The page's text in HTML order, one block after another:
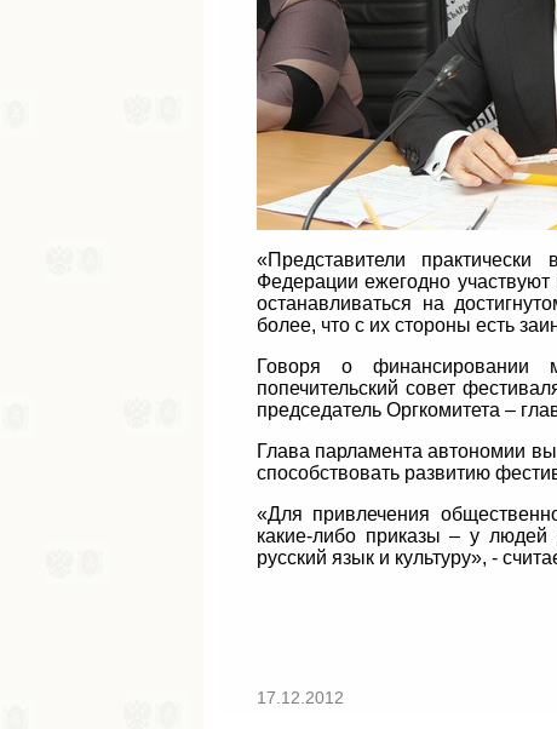
«Представители
Федерации ежегодно
останавливаться на
более, что с их стороны есть
Говоря о финансировании
попечительский совет
председатель Оргкомитета –
Глава парламента автономии
способствовать развитию
«Для привлечения
какие-либо приказы – у
русский язык и культуру», -
17.12.2012